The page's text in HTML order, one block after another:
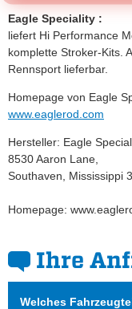
Eagle Speciality :
liefert Hi Performance
komplette Stroker-Kits.
Rennsport lieferbar.
Homepage von Eagle
www.eaglerod.com
Hersteller: Eagle
8530 Aaron Lane,
Southaven, Mississippi
Homepage:
Ihre
Welches